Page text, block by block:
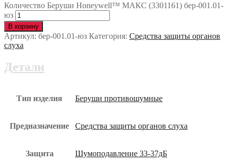
Количество Беруши Honeywell™ МАКС (3301161) бер-001.01-
юз
В корзину
Артикул: бер-001.01-юз Категория: Средства защиты органов
слуха
Детали
Тип изделия Беруши противошумные
Предназначение Средства защиты органов слуха
Защита Шумоподавление 33-37дБ